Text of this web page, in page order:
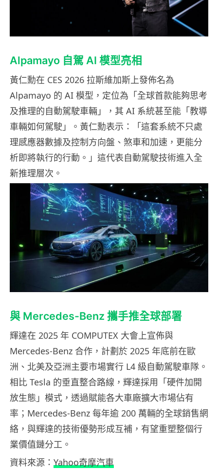
Alpamayo 自駕 AI 模型亮相
黃仁勳在 CES 2026 拉斯維加斯上發佈名為
Alpamayo 的 AI 模型，定位為「全球首款能夠思考
及推理的自動駕駛車輛」，其 AI 系統甚至能「教導
車輛如何駕駛」。黃仁勳表示：「這套系統不只處
理感應器數據及控制方向盤、煞車和加速，更能分
析即將執行的行動。」這代表自動駕駛技術進入全
新推理層次。
與 Mercedes-Benz 攜手推全球部署
輝達在 2025 年 COMPUTEX 大會上宣佈與
Mercedes-Benz 合作，計劃於 2025 年底前在歐
洲、北美及亞洲主要市場實行 L4 級自動駕駛車隊。
相比 Tesla 的垂直整合路線，輝達採用「硬件加開
放生態」模式，透過賦能各大車廠擴大市場佔有
率；Mercedes-Benz 每年逾 200 萬輛的全球銷售網
絡，與輝達的技術優勢形成互補，有望重塑整個行
業價值鏈分工。
資料來源： Yahoo奇摩汽車